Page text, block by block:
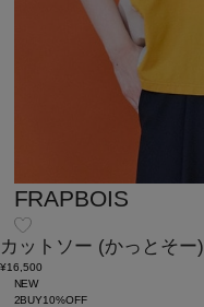
FRAPBOIS
カットソー (かっとそー)
¥16,500
NEW
2BUY10%OFF